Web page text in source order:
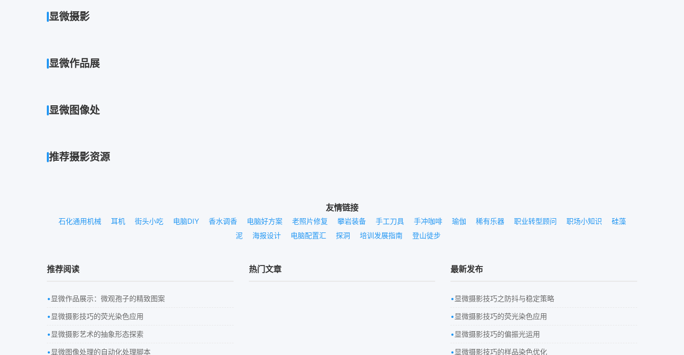
显微摄影
显微作品展
显微图像处
推荐摄影资源
友情链接
石化通用机械 耳机 街头小吃 电脑DIY 香水调香 电脑好方案 老照片修复 攀岩装备 手工刀具 手冲咖啡 瑜伽 稀有乐器 职业转型顾问 职场小知识
硅藻
泥
海报设计 电脑配置汇 探洞 培训发展指南 登山徒步
推荐阅读
显微作品展示：微观孢子的精致图案
显微摄影技巧的荧光染色应用
显微摄影艺术的抽象形态探索
显微图像处理的自动化处理脚本
热门文章 最新发布
显微摄影技巧之防抖与稳定策略
显微摄影技巧的荧光染色应用
显微摄影技巧的偏振光运用
显微摄影技巧的样品染色优化